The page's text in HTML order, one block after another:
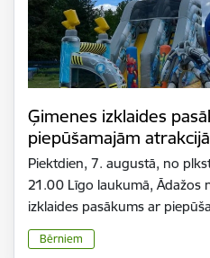
Ģimenes izklaides
piepūšamajām
Piektdien, 7. augustā, no
21.00 Līgo laukumā, Ādažos
izklaides pasākums ar
Bērniem